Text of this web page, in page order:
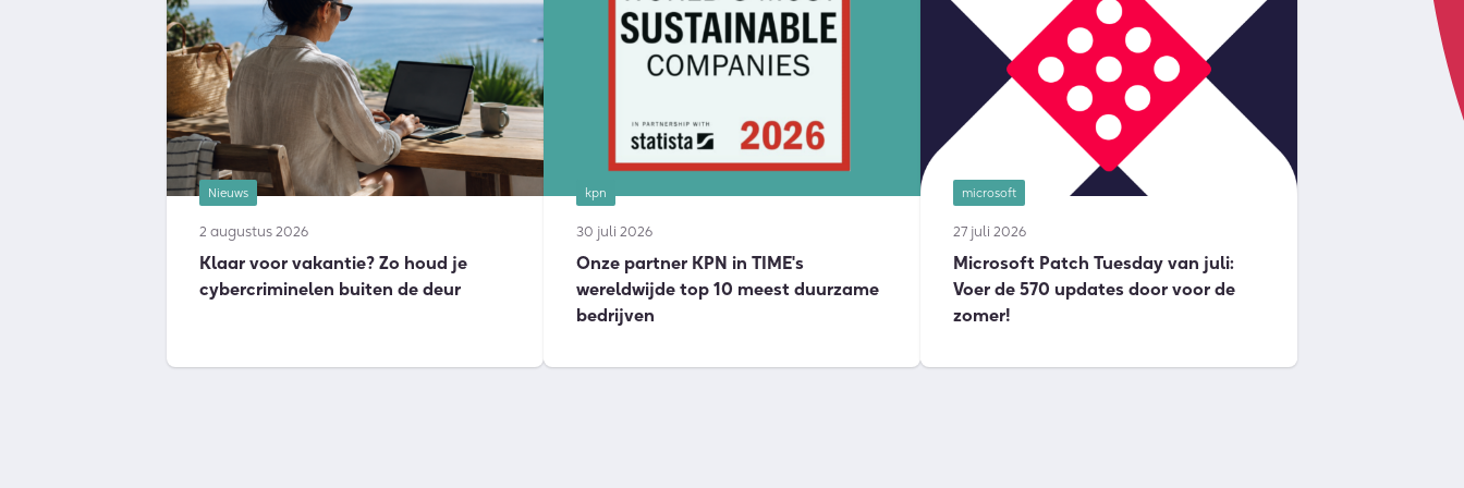
Nieuws
2 augustus 2026
Klaar voor vakantie? Zo houd je
cybercriminelen buiten de deur
kpn
30 juli 2026
Onze partner KPN in TIME's
wereldwijde top 10 meest duurzame
bedrijven
microsoft
27 juli 2026
Microsoft Patch Tuesday van juli:
Voer de 570 updates door voor de
zomer!